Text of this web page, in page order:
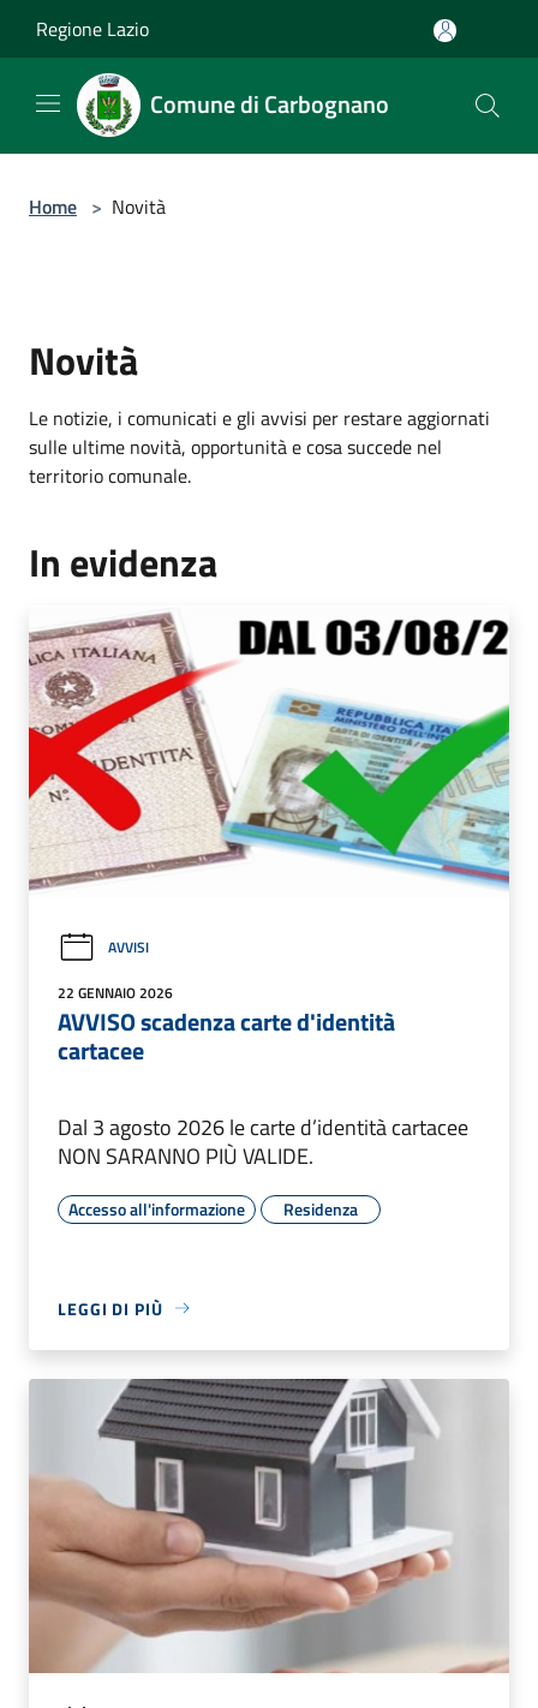
Regione Lazio
Comune di Carbognano
Home > Novità
Novità
Le notizie, i comunicati e gli avvisi per restare aggiornati
sulle ultime novità, opportunità e cosa succede nel
territorio comunale.
In evidenza
AVVISI
22 GENNAIO 2026
AVVISO scadenza carte d'identità
cartacee
Dal 3 agosto 2026 le carte d’identità cartacee
NON SARANNO PIÙ VALIDE.
Accesso all'informazione Residenza
LEGGI DI PIÙ